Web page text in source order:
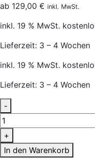
ab 129,00 € inkl. MwSt.
inkl. 19 % MwSt.
Lieferzeit: 3 – 4 Wochen
inkl. 19 % MwSt.
Lieferzeit: 3 – 4 Wochen
würfel
"mats"
Menge
-
+
In den Warenkorb